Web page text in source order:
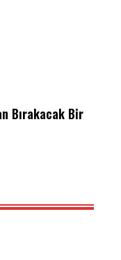
Bırakacak Bir